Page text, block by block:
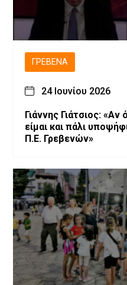
ΓΡΕΒΕΝΆ
24 Ιουνίου 2026
Γιάννης Γιάτσιος:
είμαι και πάλι
Π.Ε. Γρεβενών»